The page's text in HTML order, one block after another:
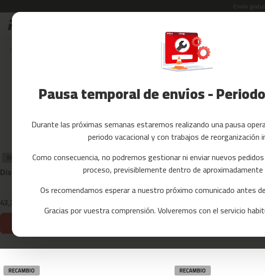
Pausa temporal de envíos -
Durante las próximas semanas estaremos realizando una pausa
periodo vacacional y con trabajos de reorganización
Como consecuencia, no podremos gestionar ni enviar nuevos
proceso, previsiblemente dentro de aproximadamente
Os recomendamos esperar a nuestro próximo comunicado antes
Gracias por vuestra comprensión. Volveremos con el servicio
Envío
Ir
alRebajas
Reacondicionados
cintas
120
RECAMBIO
Display completo MC-90
43,39 €
RECAMBIO
Silicona para cinta de
RECAMBIO RECAMBIO